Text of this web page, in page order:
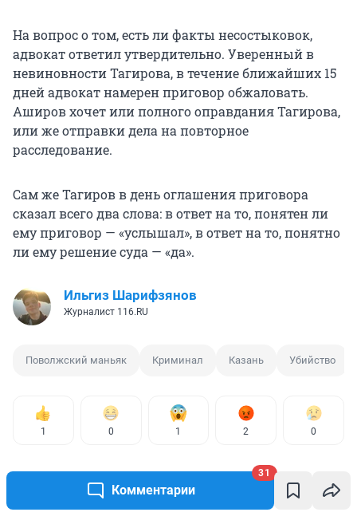
Комментарии
31
На вопрос о том, есть ли факты несостыковок,
адвокат ответил утвердительно. Уверенный в
невиновности Тагирова, в течение ближайших 15
дней адвокат намерен приговор обжаловать.
Аширов хочет или полного оправдания Тагирова,
или же отправки дела на повторное
расследование.
Сам же Тагиров в день оглашения приговора
сказал всего два слова: в ответ на то, понятен ли
ему приговор — «услышал», в ответ на то, понятно
ли ему решение суда — «да».
Ильгиз Шарифзянов
Журналист 116.RU
Поволжский маньяк Криминал Казань Убийство
1 0 1 2 0